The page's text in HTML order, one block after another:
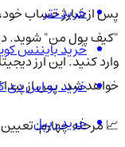
پس از شارژ حساب خود،
"کیف پول من" شوید.
وارد کنید. این ارز
خواهد شد. پس از پیدا
📈 مرحله چهارم: تعیین
خرید تتر
خرید بایننس
خرید یو اس دی
خرید ریپل